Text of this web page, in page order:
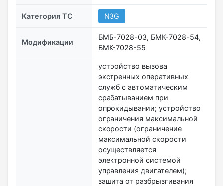
Категория ТС N3G
Модификации
БМБ-7028-03, БМК-7028-54,
БМК-7028-55
устройство вызова
экстренных оперативных
служб с автоматическим
срабатыванием при
опрокидывании; устройство
ограничения максимальной
скорости (ограничение
максимальной скорости
осуществляется
электронной системой
управления двигателем);
защита от разбрызгивания